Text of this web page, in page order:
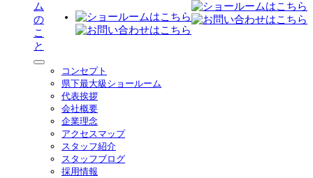
ム
の
こ
と
サ
コンセプト
県下最大級ショールーム
代表挨拶
会社概要
企業理念
アクセスマップ
スタッフ紹介
スタッフブログ
採用情報